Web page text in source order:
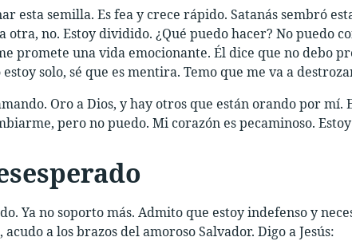
esta semilla. Es fea y crece rápido. Satanás sembró
otra, no. Estoy dividido. ¿Qué puedo hacer? No puedo
promete una vida emocionante. Él dice que no debo
solo, sé que es mentira. Temo que me va a
Oro a Dios, y hay otros que están orando por
pero no puedo. Mi corazón es pecaminoso.
Ya no soporto más. Admito que estoy indefenso y
a los brazos del amoroso Salvador. Digo a Jesús: